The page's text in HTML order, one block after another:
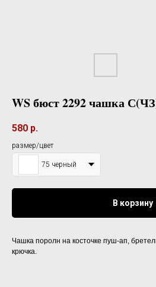
WS бюст 2292 чашка
580 р.
размер/цвет
75 черный
В корзину
Чашка поролн на косточке пуш-ап,
крючка.